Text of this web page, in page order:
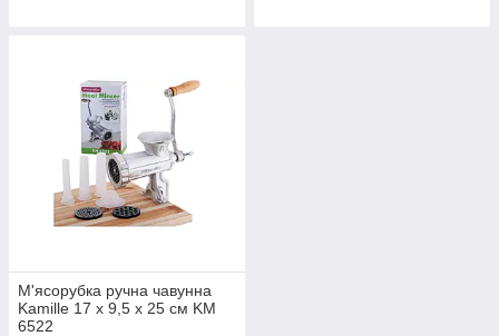
М'ясорубка ручна чавунна
Kamille 17 х 9,5 х 25 см KM
6522